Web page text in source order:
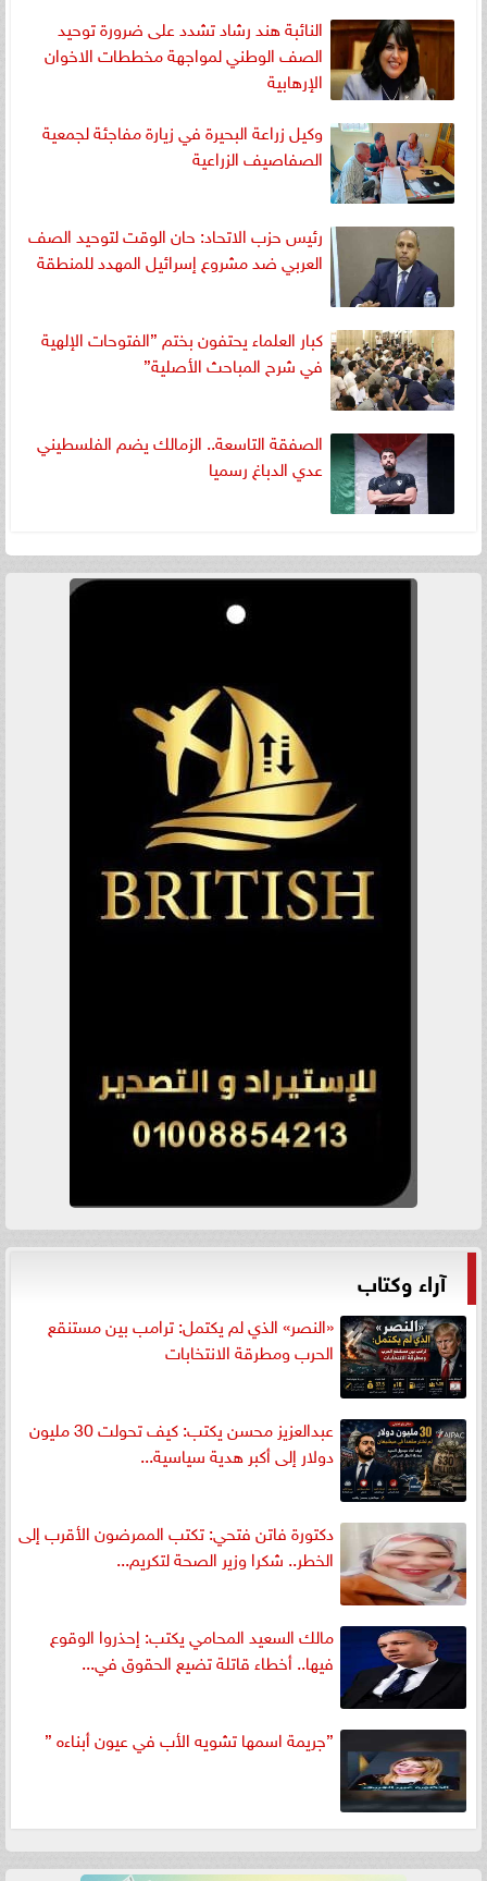
النائبة هند رشاد تشدد على ضرورة توحيد
الصف الوطني لمواجهة مخططات الاخوان
الإرهابية
وكيل زراعة البحيرة في زيارة مفاجئة لجمعية
الصفاصيف الزراعية
رئيس حزب الاتحاد: حان الوقت لتوحيد الصف
العربي ضد مشروع إسرائيل المهدد للمنطقة
كبار العلماء يحتفون بختم ”الفتوحات الإلهية
في شرح المباحث الأصلية”
الصفقة التاسعة.. الزمالك يضم الفلسطيني
عدي الدباغ رسميا
آراء وكتاب
«النصر» الذي لم يكتمل: ترامب بين مستنقع
الحرب ومطرقة الانتخابات
عبدالعزيز محسن يكتب: كيف تحولت 30 مليون
دولار إلى أكبر هدية سياسية...
دكتورة فاتن فتحي: تكتب الممرضون الأقرب إلى
الخطر.. شكرا وزير الصحة لتكريم...
مالك السعيد المحامي يكتب: إحذروا الوقوع
فيها.. أخطاء قاتلة تضيع الحقوق في...
”جريمة اسمها تشويه الأب في عيون أبناءه ”